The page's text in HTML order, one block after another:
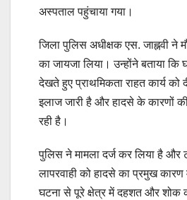
अस्पताल पहुंचाया गया।
जिला पुलिस अधीक्षक एस. जाह्नवी ने
का जायजा लिया। उन्होंने बताया कि
देखते हुए प्राथमिकता राहत कार्य को
इलाज जारी है और हादसे के कारणों
रही है।
पुलिस ने मामला दर्ज कर लिया है
लापरवाही को हादसे का प्रमुख कारण
घटना से पूरे क्षेत्र में दहशत और शोक